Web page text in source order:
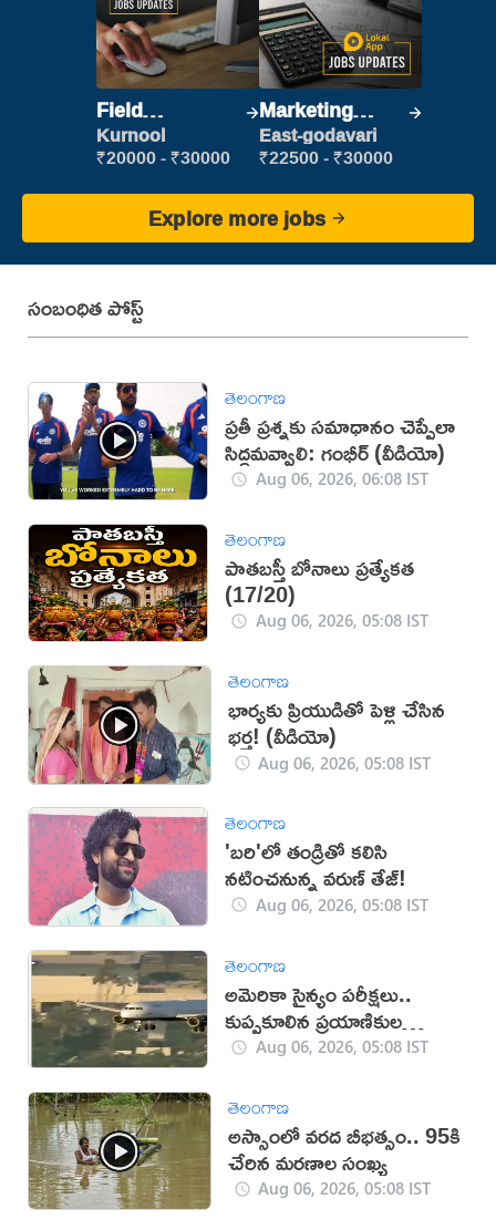
Field
Marketing
Executive
Kurnool
₹20000 - ₹30000
Marketing
Executive
East-godavari
₹22500 - ₹30000
Explore more jobs
సంబంధిత పోస్ట్
తెలంగాణ
ప్రతీ ప్రశ్నకు సమాధానం చెప్పేలా
సిద్ధమవ్వాలి: గంభీర్ (వీడియో)
Aug 06, 2026, 06:08 IST
తెలంగాణ
పాతబస్తీ బోనాలు ప్రత్యేకత
(17/20)
Aug 06, 2026, 05:08 IST
తెలంగాణ
భార్యకు ప్రియుడితో పెళ్లి చేసిన
భర్త! (వీడియో)
Aug 06, 2026, 05:08 IST
తెలంగాణ
'బరి'లో తండ్రితో కలిసి
నటించనున్న వరుణ్ తేజ్!
Aug 06, 2026, 05:08 IST
తెలంగాణ
అమెరికా సైన్యం పరీక్షలు..
కుప్పకూలిన ప్రయాణికుల
విమానం
Aug 06, 2026, 05:08 IST
తెలంగాణ
అస్సాంలో వ‌ర‌ద బీభ‌త్సం.. 95కి
చేరిన మ‌ర‌ణాల సంఖ్య‌
Aug 06, 2026, 05:08 IST